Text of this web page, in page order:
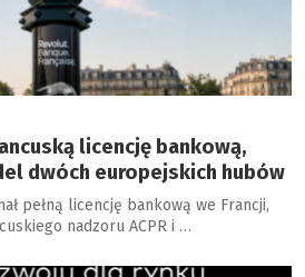
licencję bankową,
dwóch europejskich hubów
pełną licencję bankową we Francji,
nadzoru ACPR i …